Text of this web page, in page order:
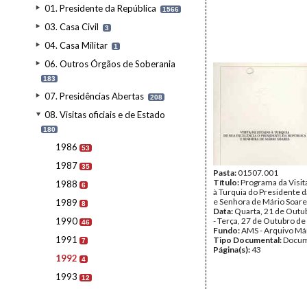
01. Presidente da República 1566
03. Casa Civil 3
04. Casa Militar 1
06. Outros Órgãos de Soberania
183
07. Presidências Abertas 208
08. Visitas oficiais e de Estado
180
1986 53
1987 35
1988 6
1989 8
1990 46
1991 7
1992 4
1993 12
Pasta:01507.001
Título:Programa da
à Turquia do Presidente
e Senhora de Mário
Data: Quarta, 21 de
- Terça, 27 de Outubro
Fundo:AMS - Arquivo
Tipo Documental:
Página(s):43